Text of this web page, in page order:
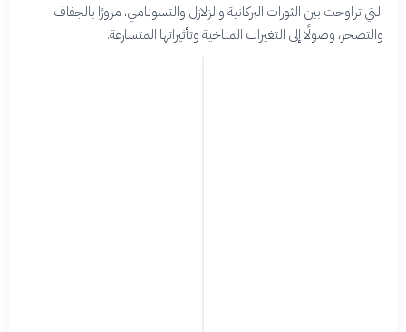
التي تراوحت بين الثورات البركانية والزلازل والتسونامي، مرورًا بالجفاف
والتصحر، وصولًا إلى التغيرات المناخية وتأثيراتها المتسارعة.